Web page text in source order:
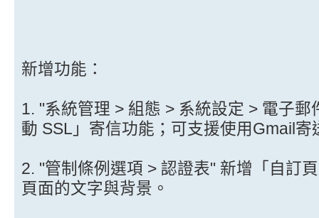
新增功能：
1. "系統管理 > 組態 > 系統設定 > 電子
動 SSL」寄信功能；可支援使用Gmail寄
2. "管制條例選項 > 認證表" 新增「自訂
頁面的文字與背景。